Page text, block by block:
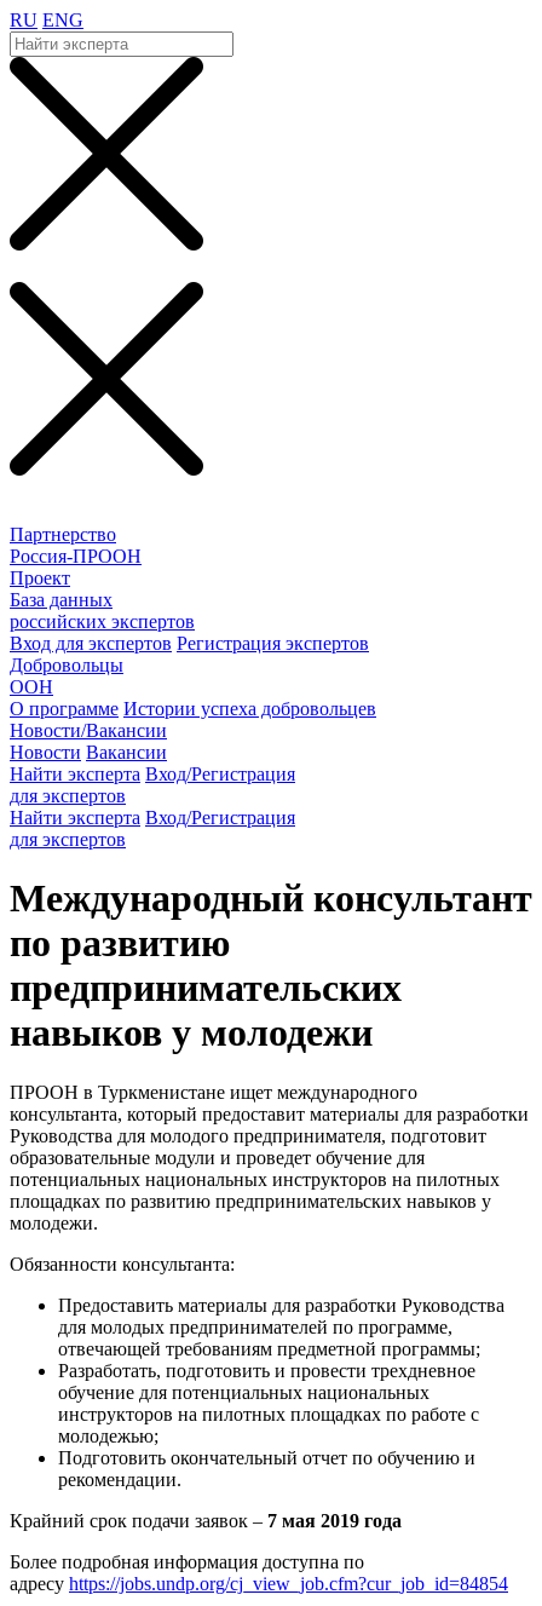
RU ENG
Партнерство
Россия-ПРООН
Проект
База данных
российских экспертов
Вход для экспертов Регистрация экспертов
Добровольцы
ООН
О программе Истории успеха добровольцев
Новости/Вакансии
Новости Вакансии
Найти эксперта Вход/Регистрация
для экспертов
Найти эксперта Вход/Регистрация
для экспертов
Международный консультант
по развитию
предпринимательских
навыков у молодежи
ПРООН в Туркменистане ищет международного
консультанта, который предоставит материалы для разработки
Руководства для молодого предпринимателя, подготовит
образовательные модули и проведет обучение для
потенциальных национальных инструкторов на пилотных
площадках по развитию предпринимательских навыков у
молодежи.
Обязанности консультанта:
Предоставить материалы для разработки Руководства
для молодых предпринимателей по программе,
отвечающей требованиям предметной программы;
Разработать, подготовить и провести трехдневное
обучение для потенциальных национальных
инструкторов на пилотных площадках по работе с
молодежью;
Подготовить окончательный отчет по обучению и
рекомендации.
Крайний срок подачи заявок – 7 мая 2019 года
Более подробная информация доступна по
адресу https://jobs.undp.org/cj_view_job.cfm?cur_job_id=84854